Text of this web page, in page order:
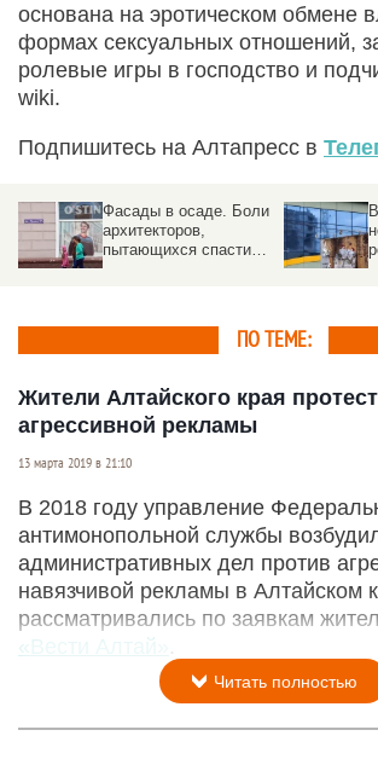
основана на эротическом обмене
формах сексуальных отношений,
ролевые игры в господство и
wiki.
Подпишитесь на Алтапресс в
Фасады в осаде. Боли
архитекторов,
пытающихся спасти
ПО ТЕМЕ:
Жители Алтайского края
агрессивной рекламы
13 марта 2019 в 21:10
В 2018 году управление
антимонопольной службы
административных дел против
навязчивой рекламы в Алтайском
рассматривались по заявкам
«Вести Алтай»
Читать полностью